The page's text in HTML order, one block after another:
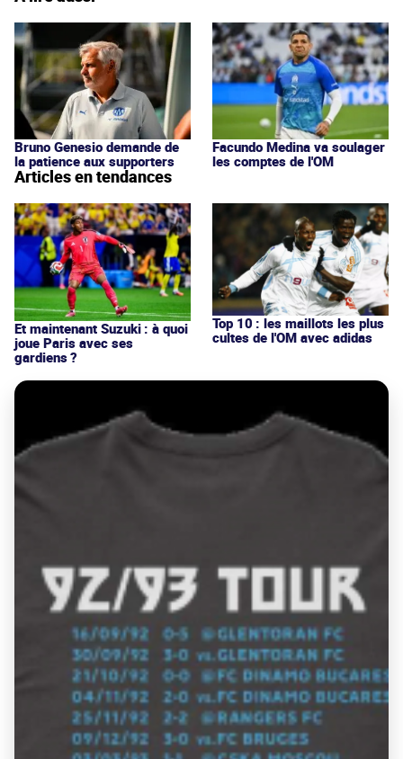
Bruno Genesio demande de
la patience aux supporters
Facundo Medina va soulager
les comptes de l'OM
Articles en tendances
Et maintenant Suzuki : à quoi
joue Paris avec ses
gardiens ?
Top 10 : les maillots les plus
cultes de l'OM avec adidas